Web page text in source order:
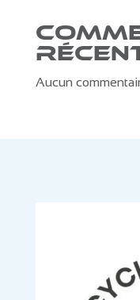
Aucun